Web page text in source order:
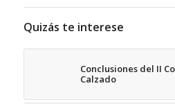
Quizás te interese
Conclusiones del II
Calzado